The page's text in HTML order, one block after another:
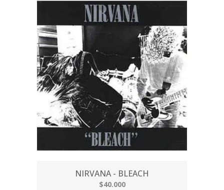
NIRVANA - BLEACH
$40.000